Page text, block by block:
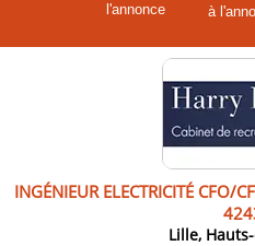
l'annonce
à
INGÉNIEUR ELECTRICITÉ CFO/
Lille,